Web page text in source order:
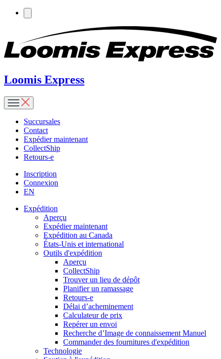
Loomis Express
Succursales
Contact
Expédier maintenant
CollectShip
Retours-e
Inscription
Connexion
EN
Expédition
Aperçu
Expédier maintenant
Expédition au Canada
États-Unis et international
Outils d'expédition
Aperçu
CollectShip
Trouver un lieu de dépôt
Planifier un ramassage
Retours-e
Délai d’acheminement
Calculateur de prix
Repérer un envoi
Recherche d’Image de connaissement Manuel
Commander des fournitures d'expédition
Technologie